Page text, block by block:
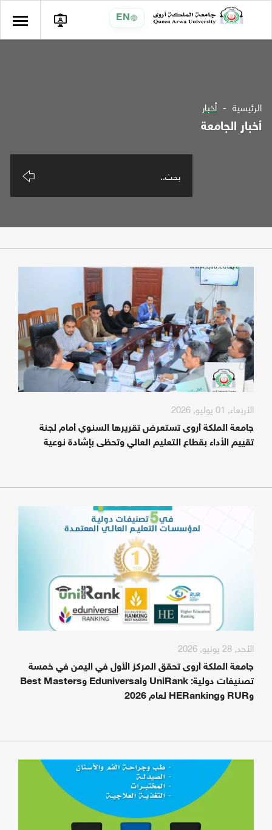
EN
الرئيسية أخبار
أخبار الجامعة
الأربعاء, 01 يوليو, 2026
جامعة الملكة أروى تستعرض تقريرها السنوي أمام لجنة
تقييم الأداء بقطاع التعليم العالي وتحظى بإشادة نوعية
الأحد, 28 يونيو, 2026
جامعة الملكة أروى تحقق المركز الأول في اليمن في خمسة
تصنيفات دولية: UniRank وEduniversal وBest Masters
وRUR وHERanking لعام 2026